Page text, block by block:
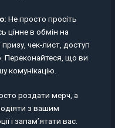
Не просто просіть
цінне в обмін на
призу, чек-лист, доступ
Переконайтеся, що ви
комунікацію.
роздати мерч, а
з вашим
і запам’ятати вас.